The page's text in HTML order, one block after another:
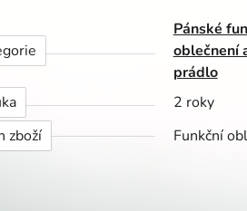
Pánské
oblečnení
prádlo
2 roky
zboží
Funkční